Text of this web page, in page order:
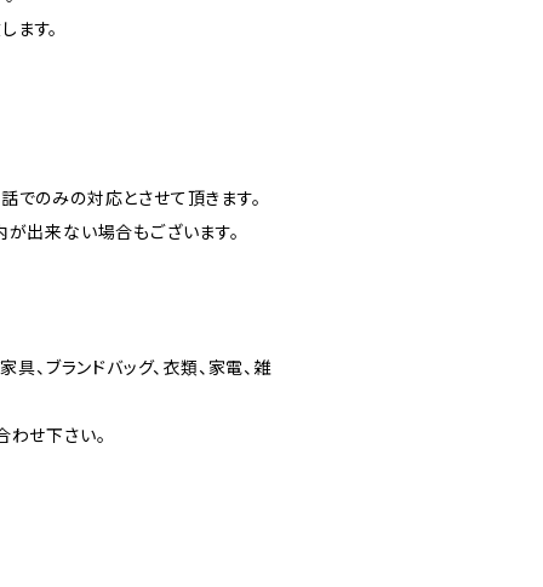
ます。
のみの対応とさせて頂きます。
出来ない場合もございます。
、ブランドバッグ、衣類、家電、雑
せ下さい。